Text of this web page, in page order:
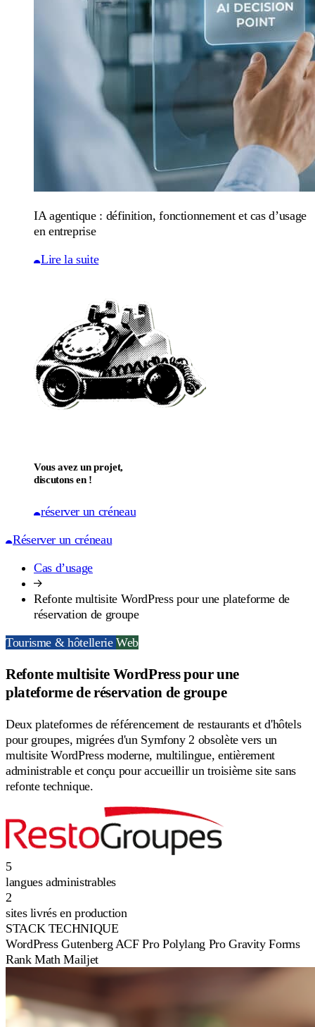
IA agentique : définition, fonctionnement et cas d’usage
en entreprise
Lire la suite
Vous avez un projet,
discutons en !
réserver un créneau
Réserver un créneau
Cas d’usage
Refonte multisite WordPress pour une plateforme de
réservation de groupe
Tourisme & hôtellerieWeb
Refonte multisite WordPress pour une
plateforme de réservation de groupe
Deux plateformes de référencement de restaurants et d'hôtels
pour groupes, migrées d'un Symfony 2 obsolète vers un
multisite WordPress moderne, multilingue, entièrement
administrable et conçu pour accueillir un troisième site sans
refonte technique.
5
langues administrables
2
sites livrés en production
STACK TECHNIQUE
WordPressGutenberg ACF Pro Polylang ProGravity Forms
Rank MathMailjet